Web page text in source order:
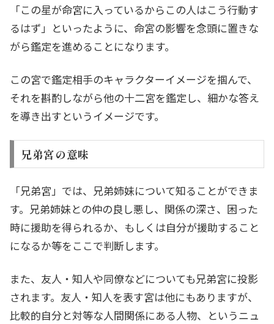
「この星が命宮に入っているからこの人はこう行動す
るはず」といったように、命宮の影響を念頭に置きな
がら鑑定を進めることになります。
この宮で鑑定相手のキャラクターイメージを掴んで、
それを斟酌しながら他の十二宮を鑑定し、細かな答え
を導き出すというイメージです。
兄弟宮の意味
「兄弟宮」では、兄弟姉妹について知ることができま
す。兄弟姉妹との仲の良し悪し、関係の深さ、困った
時に援助を得られるか、もしくは自分が援助すること
になるか等をここで判断します。
また、友人・知人や同僚などについても兄弟宮に投影
されます。友人・知人を表す宮は他にもありますが、
比較的自分と対等な人間関係にある人物、というニュ